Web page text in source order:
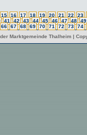
15 16 17 18 19 20 21 22
23
41 42 43 44 45 46 47 48
49
66 67 68 69 70 71 72 73 74
Marktgemeinde Thalheim |